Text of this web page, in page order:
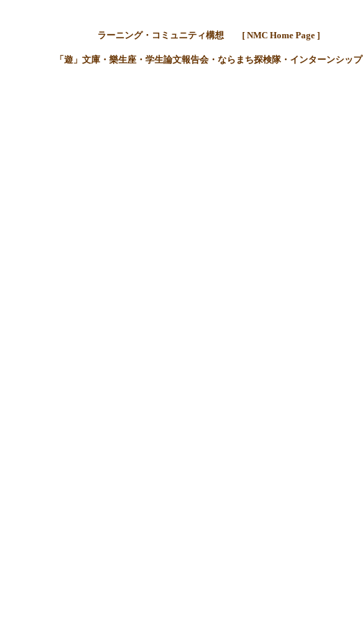
ラーニング・コミュニティ構想 [ NMC Home Page ]
「遊」文庫・樂生座・学生論文報告会・ならまち探検隊・インターンシップ